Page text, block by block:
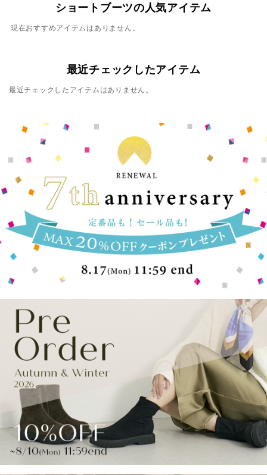
ショートブーツの人気アイテム
現在おすすめアイテムはありません。
最近チェックしたアイテム
最近チェックしたアイテムはありません。